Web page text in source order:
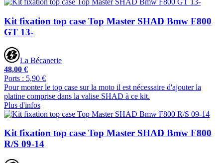
Kit fixation top case Top Master SHAD Bmw F800
GT 13-
La Bécanerie
48,00 €
Ports : 5,90 €
Pour monter le top case sur la moto il est nécessaire d'ajouter la
platine comprise dans la valise SHAD à ce kit.
Plus d'infos
Kit fixation top case Top Master SHAD Bmw F800
R/S 09-14